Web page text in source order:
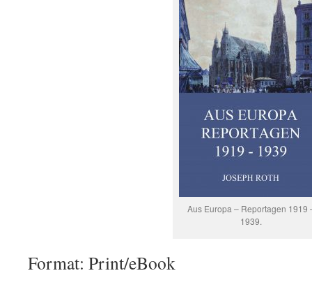
Aus Europa – Reportagen 1919
1939.
Format: Print/eBook